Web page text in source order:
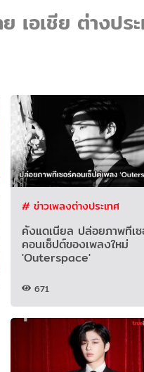
เอเชีย ต่างป
# ข่าวเพลงต่างประเทศ
คังแดเนียล ปล่อยภาพทีเ
คอนเซ็ปต์ของเพลงใหม่
'Outerspace'
671